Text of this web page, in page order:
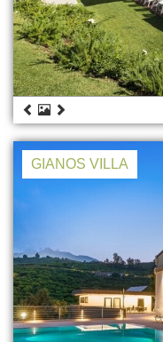
GIANOS VILLA